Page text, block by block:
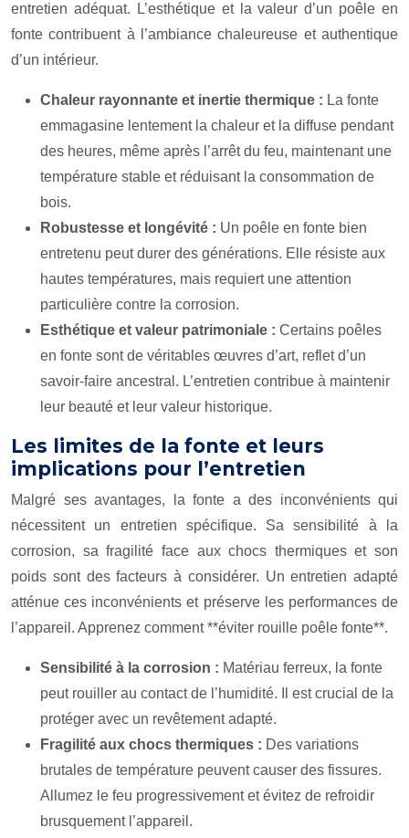
entretien adéquat. L’esthétique et la valeur d’un poêle en
fonte contribuent à l’ambiance chaleureuse et authentique
d’un intérieur.
Chaleur rayonnante et inertie thermique : La fonte
emmagasine lentement la chaleur et la diffuse pendant
des heures, même après l’arrêt du feu, maintenant une
température stable et réduisant la consommation de
bois.
Robustesse et longévité : Un poêle en fonte bien
entretenu peut durer des générations. Elle résiste aux
hautes températures, mais requiert une attention
particulière contre la corrosion.
Esthétique et valeur patrimoniale : Certains poêles
en fonte sont de véritables œuvres d’art, reflet d’un
savoir-faire ancestral. L’entretien contribue à maintenir
leur beauté et leur valeur historique.
Les limites de la fonte et leurs
implications pour l’entretien
Malgré ses avantages, la fonte a des inconvénients qui
nécessitent un entretien spécifique. Sa sensibilité à la
corrosion, sa fragilité face aux chocs thermiques et son
poids sont des facteurs à considérer. Un entretien adapté
atténue ces inconvénients et préserve les performances de
l’appareil. Apprenez comment **éviter rouille poêle fonte**.
Sensibilité à la corrosion : Matériau ferreux, la fonte
peut rouiller au contact de l’humidité. Il est crucial de la
protéger avec un revêtement adapté.
Fragilité aux chocs thermiques : Des variations
brutales de température peuvent causer des fissures.
Allumez le feu progressivement et évitez de refroidir
brusquement l’appareil.